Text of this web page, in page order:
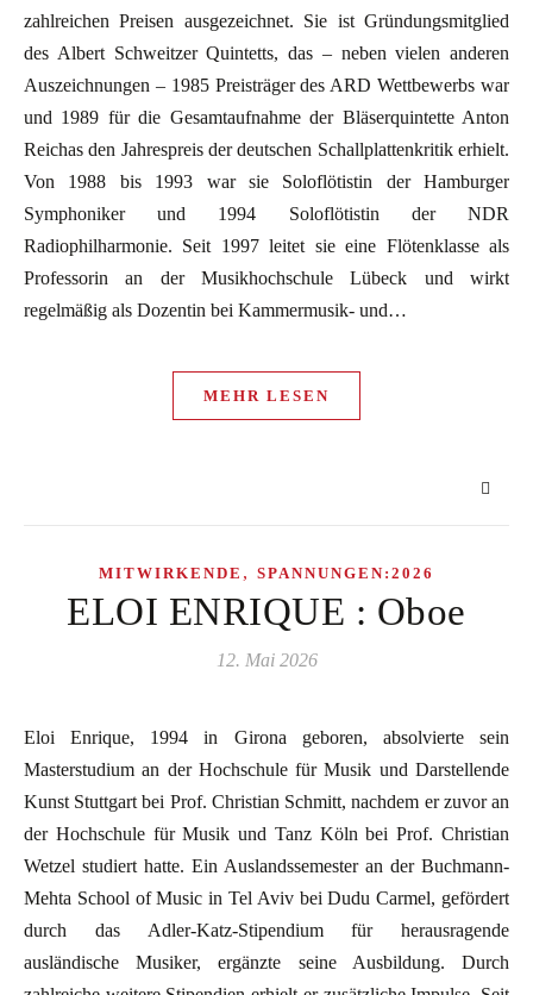
zahlreichen Preisen ausgezeichnet. Sie ist Gründungsmitglied
des Albert Schweitzer Quintetts, das – neben vielen anderen
Auszeichnungen – 1985 Preisträger des ARD Wettbewerbs war
und 1989 für die Gesamtaufnahme der Bläserquintette Anton
Reichas den Jahrespreis der deutschen Schallplattenkritik erhielt.
Von 1988 bis 1993 war sie Soloflötistin der Hamburger
Symphoniker und 1994 Soloflötistin der NDR
Radiophilharmonie. Seit 1997 leitet sie eine Flötenklasse als
Professorin an der Musikhochschule Lübeck und wirkt
regelmäßig als Dozentin bei Kammermusik- und…
MEHR LESEN
MITWIRKENDE , SPANNUNGEN:2026
ELOI ENRIQUE : Oboe
12. Mai 2026
Eloi Enrique, 1994 in Girona geboren, absolvierte sein
Masterstudium an der Hochschule für Musik und Darstellende
Kunst Stuttgart bei Prof. Christian Schmitt, nachdem er zuvor an
der Hochschule für Musik und Tanz Köln bei Prof. Christian
Wetzel studiert hatte. Ein Auslandssemester an der Buchmann-
Mehta School of Music in Tel Aviv bei Dudu Carmel, gefördert
durch das Adler-Katz-Stipendium für herausragende
ausländische Musiker, ergänzte seine Ausbildung. Durch